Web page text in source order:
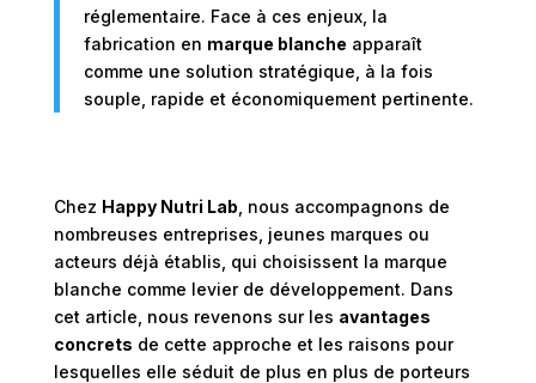
réglementaire. Face à ces enjeux, la
fabrication en marque blanche apparaît
comme une solution stratégique, à la fois
souple, rapide et économiquement pertinente.
Chez Happy Nutri Lab , nous accompagnons de
nombreuses entreprises, jeunes marques ou
acteurs déjà établis, qui choisissent la marque
blanche comme levier de développement. Dans
cet article, nous revenons sur les avantages
concrets de cette approche et les raisons pour
lesquelles elle séduit de plus en plus de porteurs